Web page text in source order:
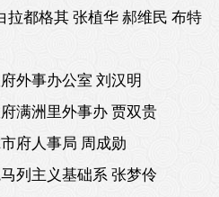
拉都格其 张植华 郝维民 布特
外事办公室 刘汉明
满洲里外事办 贾双贵
府人事局 周成勋
列主义基础系 张梦伶